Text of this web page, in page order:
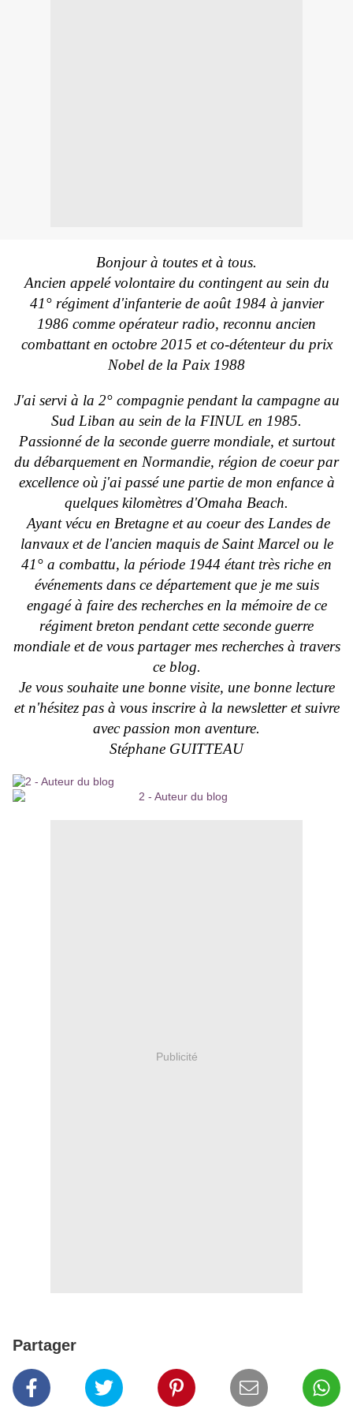
Bonjour à toutes et à tous.
Ancien appelé volontaire du contingent au sein du
41° régiment d'infanterie de août 1984 à janvier
1986 comme opérateur radio, reconnu ancien
combattant en octobre 2015 et co-détenteur du prix
Nobel de la Paix 1988
J'ai servi à la 2° compagnie pendant la campagne au
Sud Liban au sein de la FINUL en 1985.
Passionné de la seconde guerre mondiale, et surtout
du débarquement en Normandie, région de coeur par
excellence où j'ai passé une partie de mon enfance à
quelques kilomètres d'Omaha Beach.
Ayant vécu en Bretagne et au coeur des Landes de
lanvaux et de l'ancien maquis de Saint Marcel ou le
41° a combattu, la période 1944 étant très riche en
événements dans ce département que je me suis
engagé à faire des recherches en la mémoire de ce
régiment breton pendant cette seconde guerre
mondiale et de vous partager mes recherches à travers
ce blog.
Je vous souhaite une bonne visite, une bonne lecture
et n'hésitez pas à vous inscrire à la newsletter et suivre
avec passion mon aventure.
Stéphane GUITTEAU
Publicité
Partager